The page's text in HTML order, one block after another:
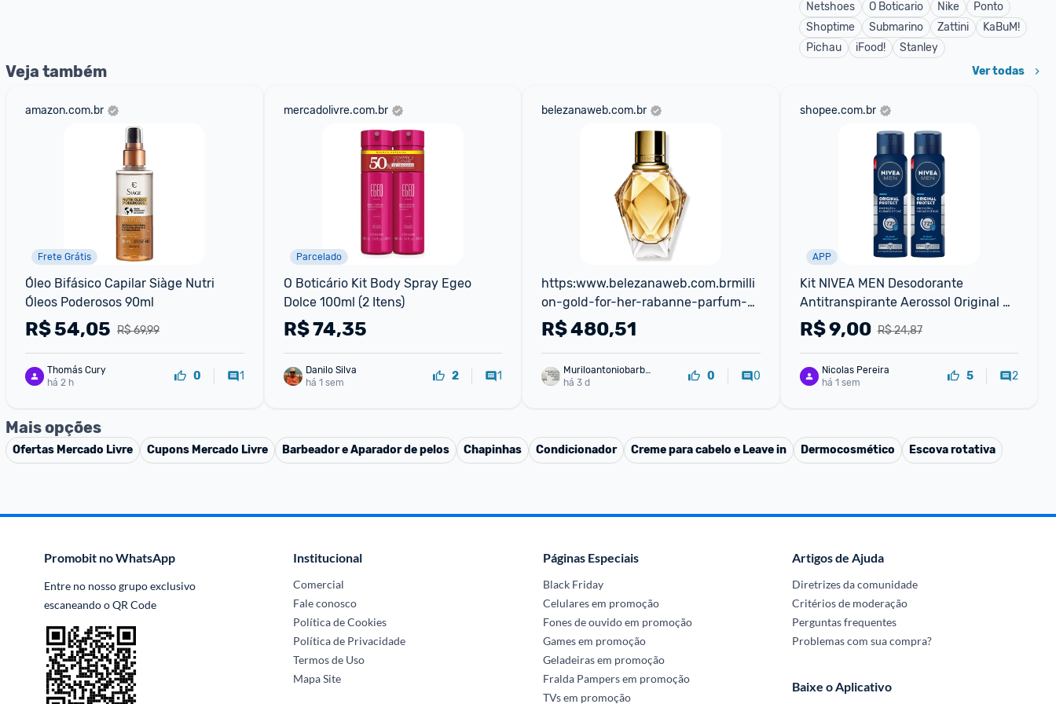
Netshoes
O Boticario Nike
Ponto
Shoptime
Submarino Zattini
KaBuM!
Pichau
iFood! Stanley
Veja também Ver todas
amazon.com.br
Frete Grátis
Óleo Bifásico Capilar Siàge Nutri
Óleos Poderosos 90ml
R$ 69,99
R$54,05
Thomás Cury
há 2 h
0 1
mercadolivre.com.br
Parcelado
O Boticário Kit Body Spray Egeo
Dolce 100ml (2 Itens)
R$74,35
Danilo Silva
há 1 sem
2 1
belezanaweb.com.br
https:www.belezanaweb.com.brmilli
on-gold-for-her-rabanne-parfum-
perfume-feminino-90ml
R$480,51
Muriloantoniobarbo
sa
há 3 d 0 0
shopee.com.br
APP
Kit NIVEA MEN Desodorante
Antitranspirante Aerossol Original
Protect 150ml
R$ 24,87
R$9,00
Nicolas Pereira
há 1 sem
5 2
Mais opções
Ofertas Mercado Livre Cupons Mercado Livre Barbeador e Aparador de pelos Chapinhas Condicionador Creme para cabelo e Leave in Dermocosmético Escova rotativa
Promobit no WhatsApp
Entre no nosso grupo exclusivo
escaneando o QR Code
Institucional
Comercial
Fale conosco
Política de Cookies
Política de Privacidade
Termos de Uso
Mapa Site
Páginas Especiais
Black Friday
Celulares em promoção
Fones de ouvido em promoção
Games em promoção
Geladeiras em promoção
Fralda Pampers em promoção
TVs em promoção
Artigos de Ajuda
Diretrizes da comunidade
Critérios de moderação
Perguntas frequentes
Problemas com sua compra?
Baixe o Aplicativo